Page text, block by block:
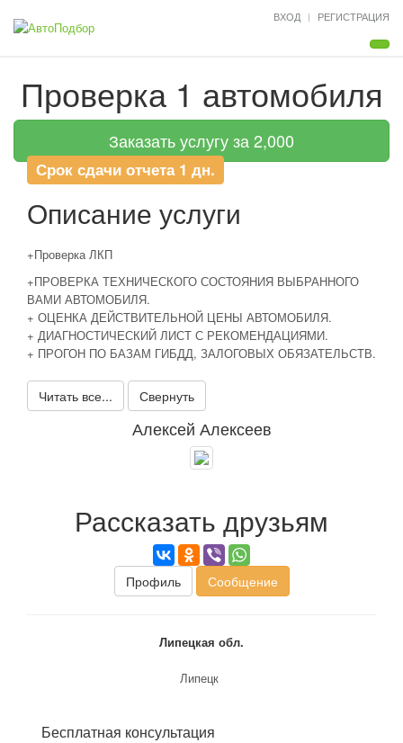
ВХОД РЕГИСТРАЦИЯ
Проверка 1 автомобиля
Заказать услугу за 2,000
Срок сдачи отчета 1 дн.
Описание услуги
+Проверка ЛКП
+ПРОВЕРКА ТЕХНИЧЕСКОГО СОСТОЯНИЯ ВЫБРАННОГО
ВАМИ АВТОМОБИЛЯ.
+ ОЦЕНКА ДЕЙСТВИТЕЛЬНОЙ ЦЕНЫ АВТОМОБИЛЯ.
+ ДИАГНОСТИЧЕСКИЙ ЛИСТ С РЕКОМЕНДАЦИЯМИ.
+ ПРОГОН ПО БАЗАМ ГИБДД, ЗАЛОГОВЫХ ОБЯЗАТЕЛЬСТВ.
Читать все... Свернуть
Алексей Алексеев
Рассказать друзьям
Профиль Сообщение
Липецкая обл.
Липецк
Бесплатная консультация